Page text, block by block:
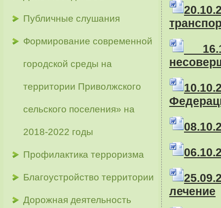
Публичные слушания
Формирование современной
городской среды на
территории Приволжского
сельского поселения» на
2018-2022 годы
Профилактика терроризма
Благоустройство территории
Дорожная деятельность
20
16
10
08
06
лечение